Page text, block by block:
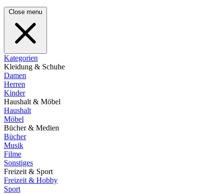
Close menu
Kategorien
Kleidung & Schuhe
Damen
Herren
Kinder
Haushalt & Möbel
Haushalt
Möbel
Bücher & Medien
Bücher
Musik
Filme
Sonstiges
Freizeit & Sport
Freizeit & Hobby
Sport